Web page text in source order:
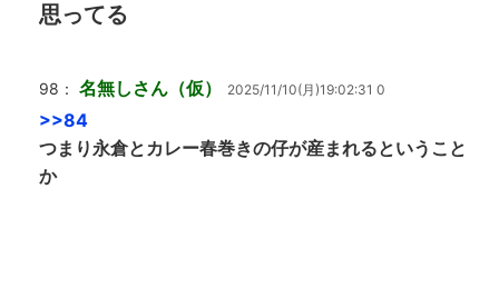
思ってる
98： 名無しさん（仮） 2025/11/10(月)19:02:31 0
>>84
つまり永倉とカレー春巻きの仔が産まれるということ
か